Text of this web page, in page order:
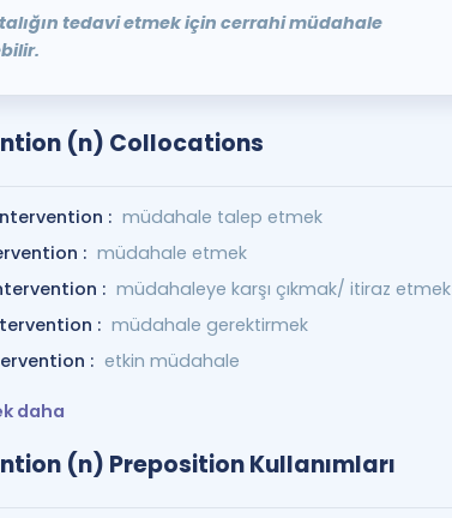
tedavi etmek için cerrahi müdahale
(n) Collocations
: müdahale talep etmek
: müdahale etmek
: müdahaleye karşı çıkmak/ itiraz etmek
: müdahale gerektirmek
: etkin müdahale
daha
(n) Preposition Kullanımları